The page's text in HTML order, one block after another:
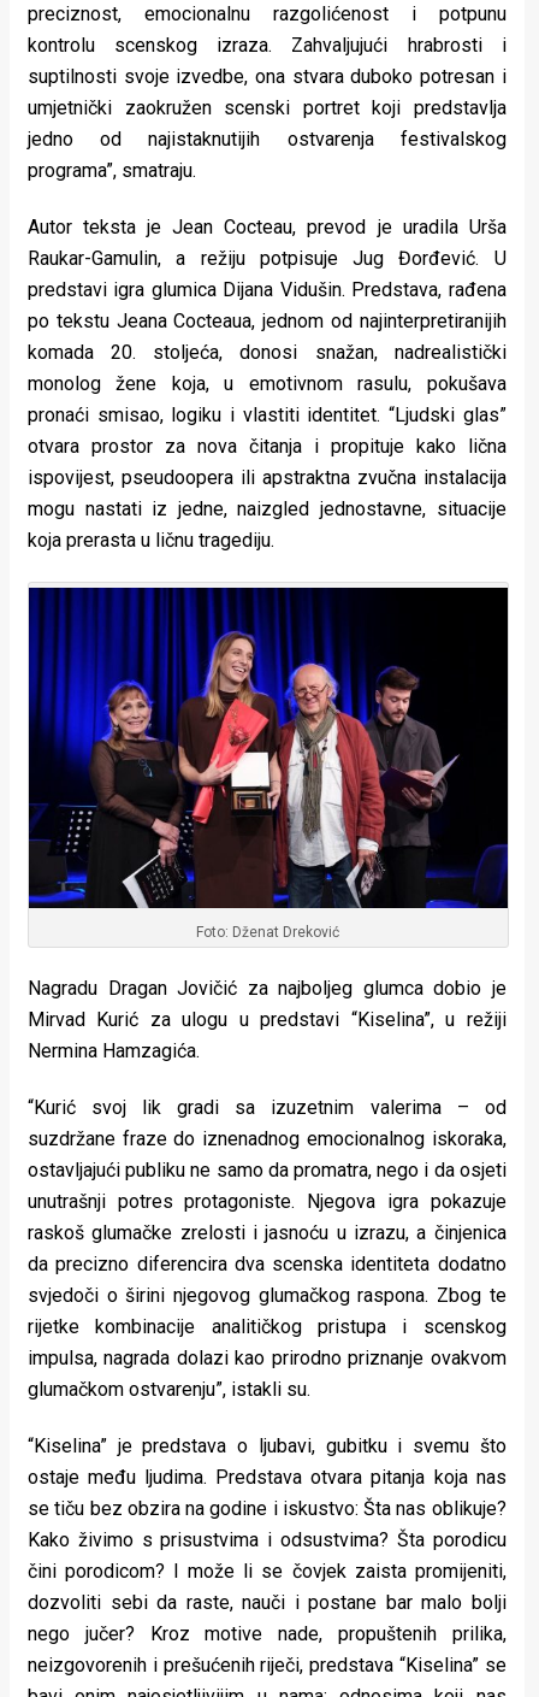
preciznost, emocionalnu razgolićenost i potpunu
kontrolu scenskog izraza. Zahvaljujući hrabrosti i
suptilnosti svoje izvedbe, ona stvara duboko potresan i
umjetnički zaokružen scenski portret koji predstavlja
jedno od najistaknutijih ostvarenja festivalskog
programa”, smatraju.
Autor teksta je Jean Cocteau, prevod je uradila Urša
Raukar-Gamulin, a režiju potpisuje Jug Đorđević. U
predstavi igra glumica Dijana Vidušin. Predstava, rađena
po tekstu Jeana Cocteaua, jednom od najinterpretiranijih
komada 20. stoljeća, donosi snažan, nadrealistički
monolog žene koja, u emotivnom rasulu, pokušava
pronaći smisao, logiku i vlastiti identitet. “Ljudski glas”
otvara prostor za nova čitanja i propituje kako lična
ispovijest, pseudoopera ili apstraktna zvučna instalacija
mogu nastati iz jedne, naizgled jednostavne, situacije
koja prerasta u ličnu tragediju.
Foto: Dženat Dreković
Nagradu Dragan Jovičić za najboljeg glumca dobio je
Mirvad Kurić za ulogu u predstavi “Kiselina”, u režiji
Nermina Hamzagića.
“Kurić svoj lik gradi sa izuzetnim valerima – od
suzdržane fraze do iznenadnog emocionalnog iskoraka,
ostavljajući publiku ne samo da promatra, nego i da osjeti
unutrašnji potres protagoniste. Njegova igra pokazuje
raskoš glumačke zrelosti i jasnoću u izrazu, a činjenica
da precizno diferencira dva scenska identiteta dodatno
svjedoči o širini njegovog glumačkog raspona. Zbog te
rijetke kombinacije analitičkog pristupa i scenskog
impulsa, nagrada dolazi kao prirodno priznanje ovakvom
glumačkom ostvarenju”, istakli su.
“Kiselina” je predstava o ljubavi, gubitku i svemu što
ostaje među ljudima. Predstava otvara pitanja koja nas
se tiču bez obzira na godine i iskustvo: Šta nas oblikuje?
Kako živimo s prisustvima i odsustvima? Šta porodicu
čini porodicom? I može li se čovjek zaista promijeniti,
dozvoliti sebi da raste, nauči i postane bar malo bolji
nego jučer? Kroz motive nade, propuštenih prilika,
neizgovorenih i prešućenih riječi, predstava “Kiselina” se